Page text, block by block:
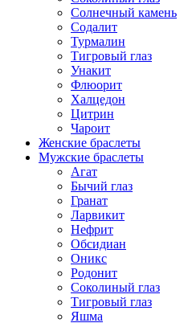
Солнечный камень
Содалит
Турмалин
Тигровый глаз
Унакит
Флюорит
Халцедон
Цитрин
Чароит
Женские браслеты
Мужские браслеты
Агат
Бычий глаз
Гранат
Ларвикит
Нефрит
Обсидиан
Оникс
Родонит
Соколиный глаз
Тигровый глаз
Яшма